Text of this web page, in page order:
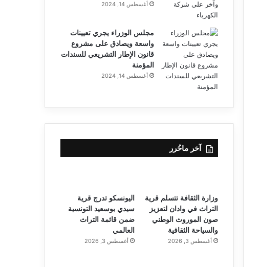
أغسطس 14, 2024
مجلس الوزراء يجري تعيينات
واسعة ويصادق على مشروع
قانون الإطار التشريعي للسندات
المؤمنة
أغسطس 14, 2024
آخر ماحُرر
وزارة الثقافة تتسلم قرية
التراث في وادان لتعزيز
صون الموروث الوطني
والسياحة الثقافية
أغسطس 3, 2026
اليونسكو تدرج قرية
سيدي بوسعيد التونسية
ضمن قائمة التراث
العالمي
أغسطس 3, 2026